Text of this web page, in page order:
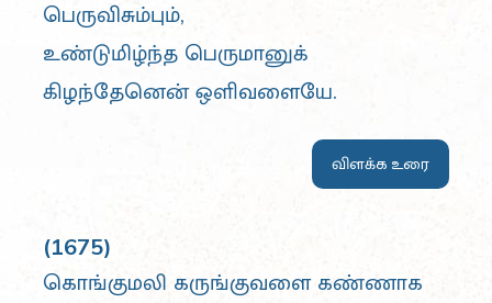
பெருவிசும்பும்,
உண்டுமிழ்ந்த பெருமானுக்
கிழந்தேனென் ஒளிவளையே.
விளக்க உரை
(1675)
கொங்குமலி கருங்குவளை கண்ணாக